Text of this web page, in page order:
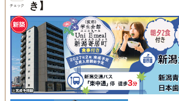
チェック
き】